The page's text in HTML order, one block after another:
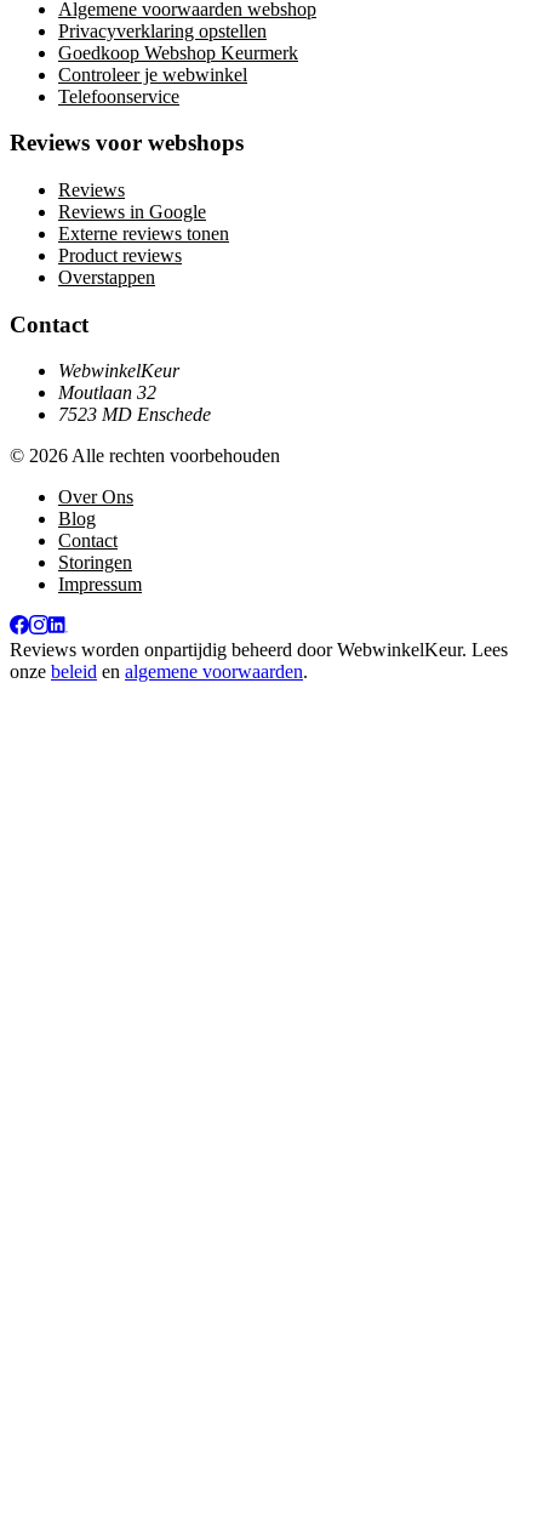
Algemene voorwaarden webshop
Privacyverklaring opstellen
Goedkoop Webshop Keurmerk
Controleer je webwinkel
Telefoonservice
Reviews voor webshops
Reviews
Reviews in Google
Externe reviews tonen
Product reviews
Overstappen
Contact
WebwinkelKeur
Moutlaan 32
7523 MD Enschede
© 2026 Alle rechten voorbehouden
Over Ons
Blog
Contact
Storingen
Impressum
Reviews worden onpartijdig beheerd doorWebwinkelKeur. Lees
onze beleid en algemene voorwaarden.